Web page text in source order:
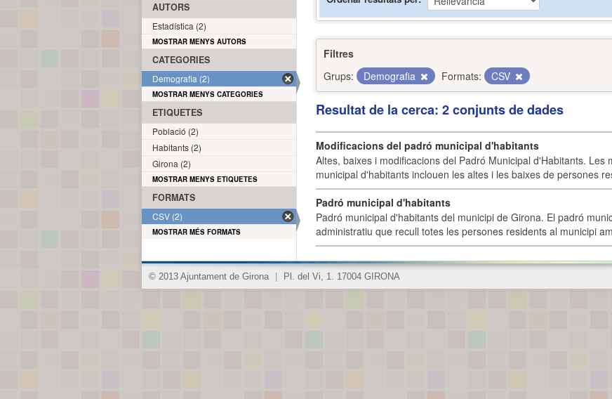
Filtres
Grups:
Demografia Formats: CSV
Resultat de la cerca: 2 conjunts de dades
Modificacions del padró municipal d'habitants
Altes, baixes i modificacions del Padró Municipal d'Habitants. Les
municipal d'habitants inclouen les altes i les baixes de persones
Padró municipal d'habitants
Padró municipal d'habitants del municipi de Girona. El padró
administratiu que recull totes les persones residents al municipi
AUTORS
Estadística (2)
MOSTRAR MENYS AUTORS
CATEGORIES
Demografia (2)
MOSTRAR MENYS CATEGORIES
ETIQUETES
Població (2)
Habitants (2)
Girona (2)
MOSTRAR MENYS ETIQUETES
FORMATS
CSV (2)
MOSTRAR MÉS FORMATS
© 2013 Ajuntament de Girona Pl. del Vi, 1. 17004 GIRONA